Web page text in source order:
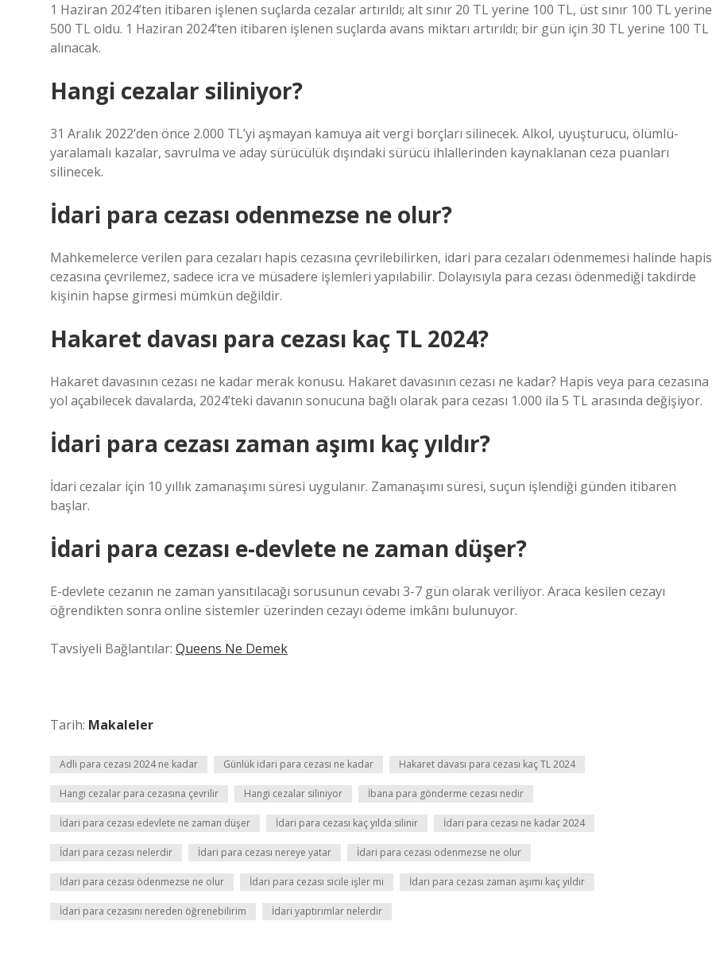
1 Haziran 2024’ten itibaren işlenen suçlarda cezalar artırıldı; alt sınır 20 TL yerine 100 TL, üst sınır 100 TL yerine
500 TL oldu. 1 Haziran 2024’ten itibaren işlenen suçlarda avans miktarı artırıldı; bir gün için 30 TL yerine 100 TL
alınacak.
Hangi cezalar siliniyor?
31 Aralık 2022’den önce 2.000 TL’yi aşmayan kamuya ait vergi borçları silinecek. Alkol, uyuşturucu, ölümlü-
yaralamalı kazalar, savrulma ve aday sürücülük dışındaki sürücü ihlallerinden kaynaklanan ceza puanları
silinecek.
İdari para cezası odenmezse ne olur?
Mahkemelerce verilen para cezaları hapis cezasına çevrilebilirken, idari para cezaları ödenmemesi halinde hapis
cezasına çevrilemez, sadece icra ve müsadere işlemleri yapılabilir. Dolayısıyla para cezası ödenmediği takdirde
kişinin hapse girmesi mümkün değildir.
Hakaret davası para cezası kaç TL 2024?
Hakaret davasının cezası ne kadar merak konusu. Hakaret davasının cezası ne kadar? Hapis veya para cezasına
yol açabilecek davalarda, 2024’teki davanın sonucuna bağlı olarak para cezası 1.000 ila 5 TL arasında değişiyor.
İdari para cezası zaman aşımı kaç yıldır?
İdari cezalar için 10 yıllık zamanaşımı süresi uygulanır. Zamanaşımı süresi, suçun işlendiği günden itibaren
başlar.
İdari para cezası e-devlete ne zaman düşer?
E-devlete cezanın ne zaman yansıtılacağı sorusunun cevabı 3-7 gün olarak veriliyor. Araca kesilen cezayı
öğrendikten sonra online sistemler üzerinden cezayı ödeme imkânı bulunuyor.
Tavsiyeli Bağlantılar: Queens Ne Demek
Tarih: Makaleler
Adli para cezası 2024 ne kadar Günlük idari para cezası ne kadar Hakaret davası para cezası kaç TL 2024
Hangi cezalar para cezasına çevrilir Hangi cezalar siliniyor İbana para gönderme cezası nedir
İdari para cezası edevlete ne zaman düşer İdari para cezası kaç yılda silinir İdari para cezası ne kadar 2024
İdari para cezası nelerdir İdari para cezası nereye yatar İdari para cezası odenmezse ne olur
İdari para cezası ödenmezse ne olur İdari para cezası sicile işler mi İdari para cezası zaman aşımı kaç yıldır
İdari para cezasını nereden öğrenebilirim İdari yaptırımlar nelerdir